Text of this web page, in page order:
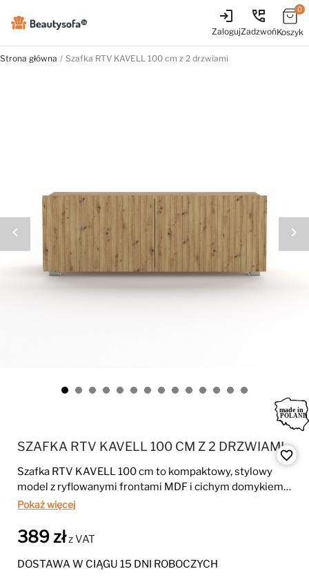
login
Zaloguj
perm_phone_msg
Zadzwoń
0
Koszyk
Strona główna Szafka RTV KAVELL 100 cm z 2 drzwiami
SZAFKA RTV KAVELL 100 CM Z 2 DRZWIAMI
Szafka RTV KAVELL 100 cm to kompaktowy, stylowy
model z ryflowanymi frontami MDF i cichym domykiem.
Może być montowana stojąco lub wisząco, dzięki czemu
Pokaż więcej
389 złz VAT
DOSTAWA W CIĄGU 15 DNI ROBOCZYCH
favorite_border